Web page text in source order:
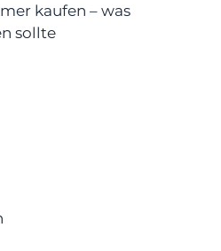
kaufen – was
sollte